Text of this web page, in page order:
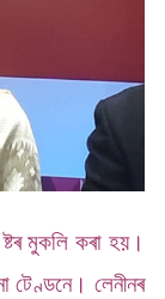
মুকলি কৰা হয়।
টেণ্ডনে। লেনীনৰ